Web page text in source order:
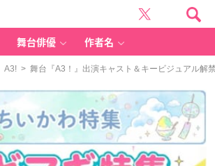
舞台俳優 作者名
A3! > 舞台『A3！』出演キャスト＆キービジュアル解